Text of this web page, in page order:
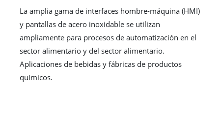
La amplia gama de interfaces hombre-máquina (HMI)
y pantallas de acero inoxidable se utilizan
ampliamente para procesos de automatización en el
sector alimentario y del sector alimentario.
Aplicaciones de bebidas y fábricas de productos
químicos.